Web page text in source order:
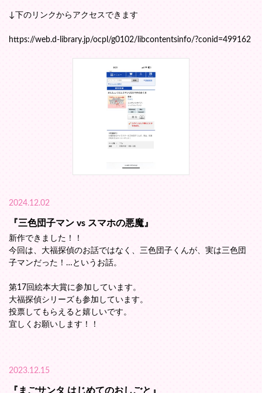
↓下のリンクからアクセスできます
https://web.d-library.jp/ocpl/g0102/libcontentsinfo/?conid=499162
2024.12.02
『三色団子マン vs スマホの悪魔』
新作できました！！
今回は、大福探偵のお話ではなく、三色団子くんが、実は三色団
子マンだった！…というお話。
第17回絵本大賞に参加しています。
大福探偵シリーズも参加しています。
投票してもらえると嬉しいです。
宜しくお願いします！！
2023.12.15
『まごサンタ はじめてのおしごと』